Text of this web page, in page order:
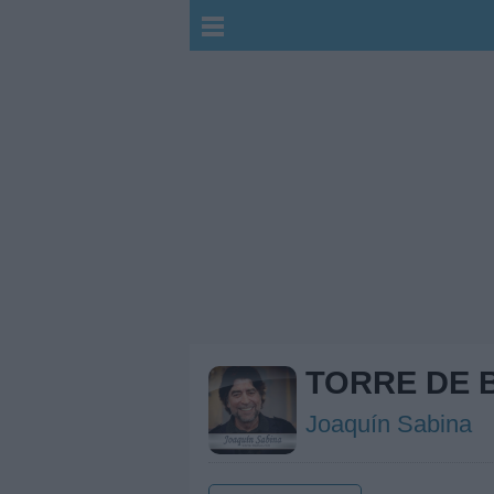
TORRE DE
Joaquín Sabina